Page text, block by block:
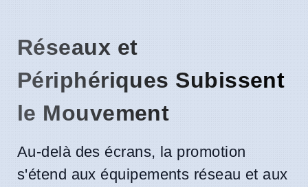
Réseaux et
Périphériques Subissent
le Mouvement
Au-delà des écrans, la promotion
s'étend aux équipements réseau et aux